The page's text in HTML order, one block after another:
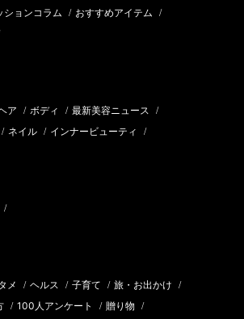
ションコラム / おすすめアイテム /
ア / ボディ / 最新美容ニュース /
/ ネイル / インナービューティ /
/
メ / ヘルス / 子育て / 旅・お出かけ /
/ 100人アンケート / 贈り物 /